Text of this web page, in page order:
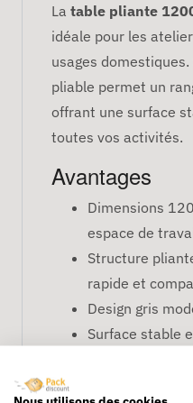
La table pliante
idéale pour les
usages
pliable permet un
offrant une surface
toutes vos activités.
Avantages
Dimensions
espace de
Structure
rapide et
Design gris
Surface stable